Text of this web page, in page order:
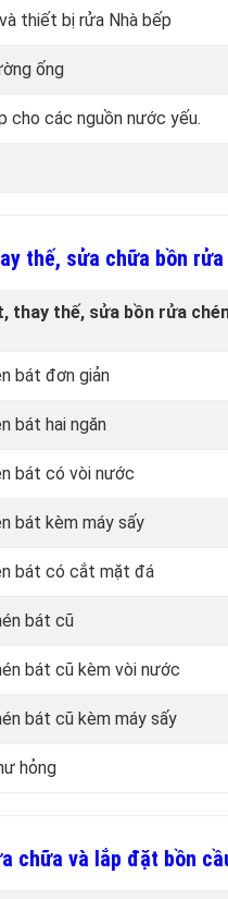
thiết bị rửa Nhà bếp
ống
cho các nguồn nước yếu.
thế, sửa chữa bồn
thay thế, sửa bồn rửa
bát đơn giản
bát hai ngăn
bát có vòi nước
bát kèm máy sấy
bát có cắt mặt đá
bát cũ
bát cũ kèm vòi nước
bát cũ kèm máy sấy
hỏng
chữa và lắp đặt bồn